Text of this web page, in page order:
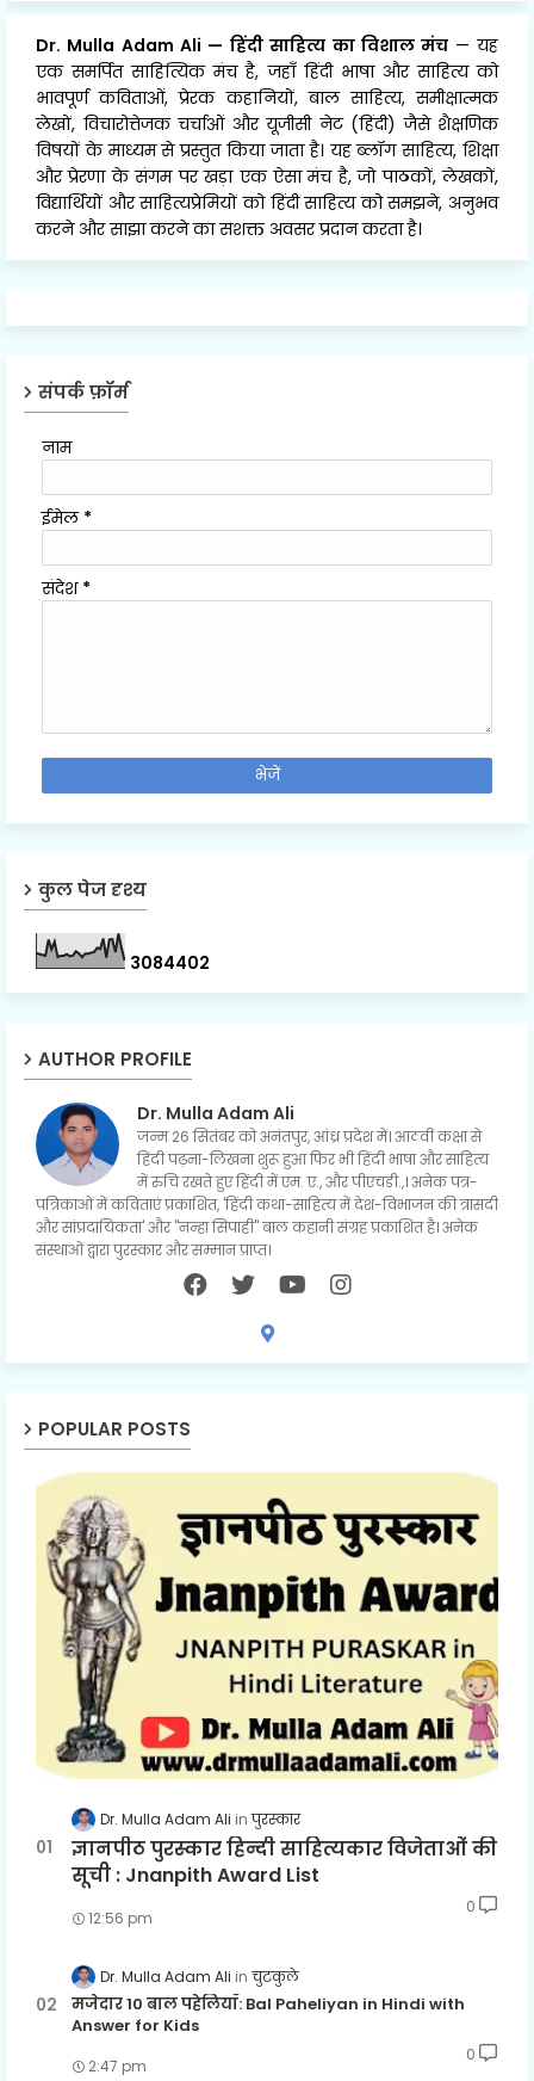
Dr. Mulla Adam Ali — हिंदी साहित्य का विशाल मंच — यह
एक समर्पित साहित्यिक मंच है, जहाँ हिंदी भाषा और साहित्य को
भावपूर्ण कविताओं, प्रेरक कहानियों, बाल साहित्य, समीक्षात्मक
लेखों, विचारोत्तेजक चर्चाओं और यूजीसी नेट (हिंदी) जैसे शैक्षणिक
विषयों के माध्यम से प्रस्तुत किया जाता है। यह ब्लॉग साहित्य, शिक्षा
और प्रेरणा के संगम पर खड़ा एक ऐसा मंच है, जो पाठकों, लेखकों,
विद्यार्थियों और साहित्यप्रेमियों को हिंदी साहित्य को समझने, अनुभव
करने और साझा करने का सशक्त अवसर प्रदान करता है।
संपर्क फ़ॉर्म
नाम
ईमेल *
संदेश *
कुल पेज दृश्य
3084402
AUTHOR PROFILE
Dr. Mulla Adam Ali
जन्म 26 सितंबर को अनंतपुर, आंध्र प्रदेश में। आठवीं कक्षा से
हिंदी पढ़ना-लिखना शुरू हुआ फिर भी हिंदी भाषा और साहित्य
में रुचि रखते हुए हिंदी में एम. ए., और पीएचडी.,। अनेक पत्र-
पत्रिकाओं में कविताएं प्रकाशित, 'हिंदी कथा-साहित्य में देश-विभाजन की त्रासदी
और सांप्रदायिकता' और "नन्हा सिपाही" बाल कहानी संग्रह प्रकाशित है। अनेक
संस्थाओं द्वारा पुरस्कार और सम्मान प्राप्त।
POPULAR POSTS
Dr. Mulla Adam Ali पुरस्कार
ज्ञानपीठ पुरस्कार हिन्दी साहित्यकार विजेताओं की
सूची : Jnanpith Award List
12:56 pm
0
Dr. Mulla Adam Ali चुटकुले
मजेदार 10 बाल पहेलियाँ: Bal Paheliyan in Hindi with
Answer for Kids
2:47 pm
0